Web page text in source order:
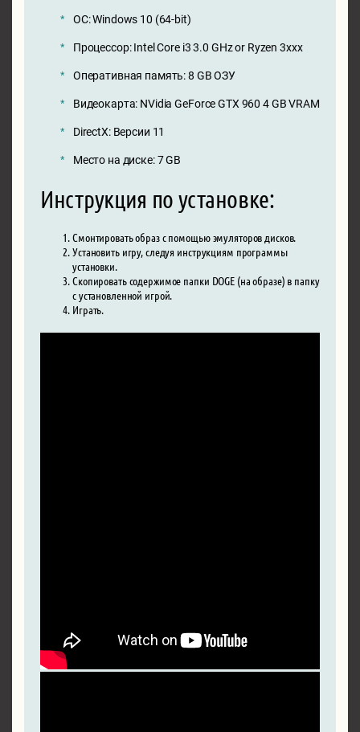
ОС: Windows 10 (64-bit)
Процессор: Intel Core i3 3.0 GHz or Ryzen 3xxx
Оперативная память: 8 GB ОЗУ
Видеокарта: NVidia GeForce GTX 960 4 GB VRAM
DirectX: Версии 11
Место на диске: 7 GB
Инструкция по установке:
Смонтировать образ с помощью эмуляторов дисков.
Установить игру, следуя инструкциям программы
установки.
Скопировать содержимое папки DOGE (на образе) в папку
с установленной игрой.
Играть.